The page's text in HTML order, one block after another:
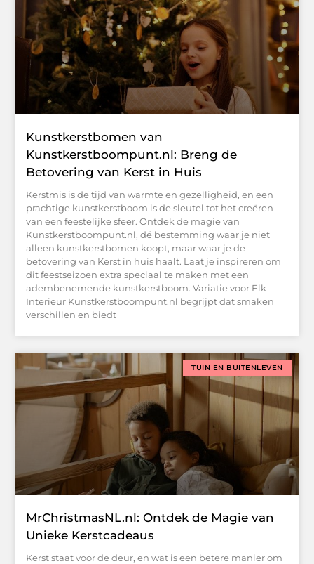
Kunstkerstbomen van
Kunstkerstboompunt.nl: Breng de
Betovering van Kerst in Huis
Kerstmis is de tijd van warmte en gezelligheid, en een
prachtige kunstkerstboom is de sleutel tot het creëren
van een feestelijke sfeer. Ontdek de magie van
Kunstkerstboompunt.nl, dé bestemming waar je niet
alleen kunstkerstbomen koopt, maar waar je de
betovering van Kerst in huis haalt. Laat je inspireren om
dit feestseizoen extra speciaal te maken met een
adembenemende kunstkerstboom. Variatie voor Elk
Interieur Kunstkerstboompunt.nl begrijpt dat smaken
verschillen en biedt
TUIN EN BUITENLEVEN
MrChristmasNL.nl: Ontdek de Magie van
Unieke Kerstcadeaus
Kerst staat voor de deur, en wat is een betere manier om